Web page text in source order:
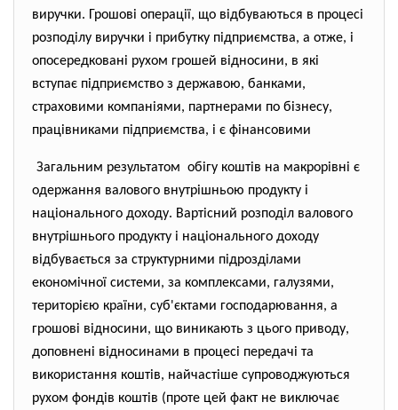
виручки. Грошові операції, що відбуваються в процесі
розподілу виручки і прибутку підприємства, а отже, і
опосередковані рухом грошей відносини, в які
вступає підприємство з державою, банками,
страховими компаніями, партнерами по бізнесу,
працівниками підприємства, і є фінансовими
Загальним результатом обігу коштів на макрорівні є
одержання валового внутрішньою продукту і
національного доходу. Вартісний розподіл валового
внутрішнього продукту і національного доходу
відбувається за структурними підрозділами
економічної системи, за комплексами, галузями,
територією країни, суб'єктами господарювання, а
грошові відносини, що виникають з цього приводу,
доповнені відносинами в процесі передачі та
використання коштів, найчастіше супроводжуються
рухом фондів коштів (проте цей факт не виключає